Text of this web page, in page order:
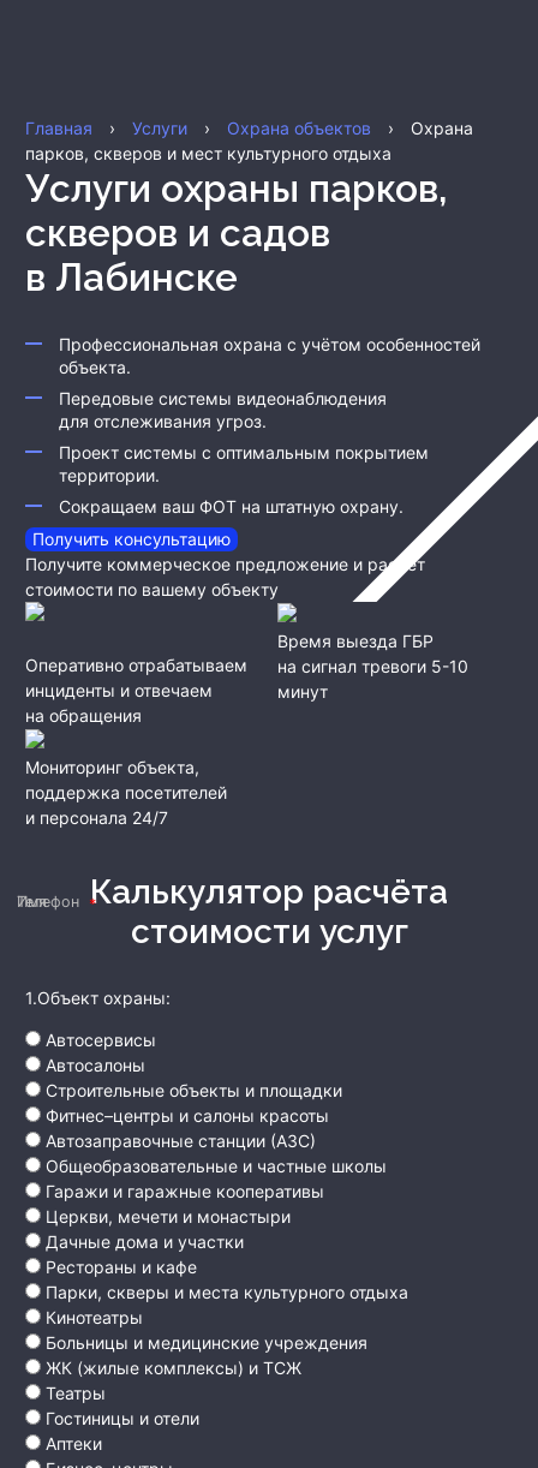
Главная › Услуги › Охрана объектов ›
Охрана
парков, скверов и мест культурного отдыха
Услуги охраны парков,
скверов и садов
в Лабинске
Профессиональная охрана с учётом особенностей
объекта.
Передовые системы видеонаблюдения
для отслеживания угроз.
Проект системы с оптимальным покрытием
территории.
Сокращаем ваш ФОТ на штатную охрану.
Получить консультацию
Получите коммерческое предложение и расчет
стоимости по вашему объекту
Оперативно отрабатываем
инциденты и отвечаем
на обращения
Время выезда ГБР
на сигнал тревоги 5-10
минут
Мониторинг объекта,
поддержка посетителей
и персонала 24/7
Калькулятор расчёта
стоимости услуг
1.Объект охраны:
Автосервисы
Автосалоны
Строительные объекты и площадки
Фитнес–центры и салоны красоты
Автозаправочные станции (АЗС)
Общеобразовательные и частные школы
Гаражи и гаражные кооперативы
Церкви, мечети и монастыри
Дачные дома и участки
Рестораны и кафе
Парки, скверы и места культурного отдыха
Кинотеатры
Больницы и медицинские учреждения
ЖК (жилые комплексы) и ТСЖ
Театры
Гостиницы и отели
Аптеки
Имя
Телефон